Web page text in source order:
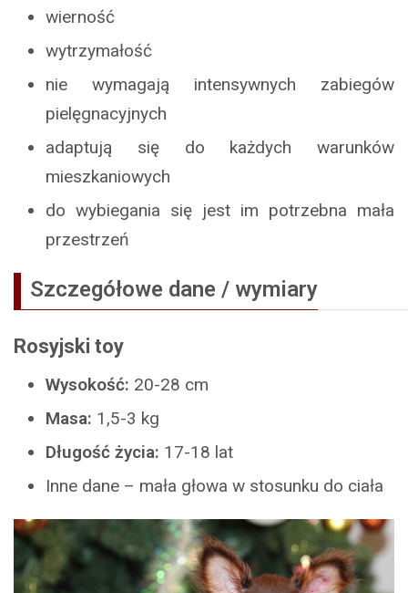
wierność
wytrzymałość
nie wymagają intensywnych zabiegów
pielęgnacyjnych
adaptują się do każdych warunków
mieszkaniowych
do wybiegania się jest im potrzebna mała
przestrzeń
Szczegółowe dane / wymiary
Rosyjski toy
Wysokość: 20-28 cm
Masa: 1,5-3 kg
Długość życia: 17-18 lat
Inne dane – mała głowa w stosunku do ciała